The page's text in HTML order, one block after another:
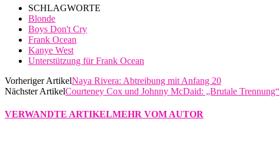
SCHLAGWORTE
Blonde
Boys Don't Cry
Frank Ocean
Kanye West
Unterstützung für Frank Ocean
Vorheriger ArtikelNaya Rivera: Abtreibung mit Anfang 20
Nächster ArtikelCourteney Cox und Johnny McDaid: „Brutale Trennung“
VERWANDTE ARTIKELMEHR VOM AUTOR